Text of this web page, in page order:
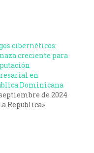
cibernéticos:
creciente para
en
Dominicana
de 2024
Republica»